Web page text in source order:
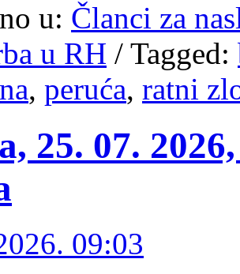
u: Članci za
u RH / Tagged:
, peruća, ratni
25. 07.
09:03